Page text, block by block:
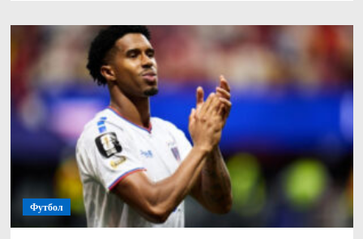
Дьяков
—
о
допуске
юношеских
сборных
до
чемпионата
мира:
дело
сдвинулось
с
мертвой
точки
Футбол